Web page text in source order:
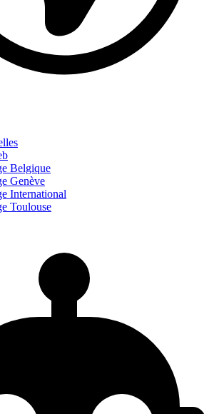
Belgique
Genève
International
Toulouse